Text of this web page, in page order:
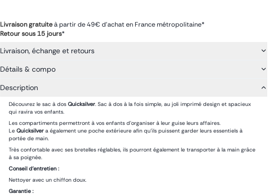
Livraison gratuiteà partir de 49€ d'achat en France métropolitaine*
Retour sous 15 jours*
Livraison, échange et retours
Détails & compo
Description
Découvrez le sac à dosQuicksilver. Sac à dos à la fois simple, au joli imprimé design et spacieux
qui ravira vos enfants.
Les compartiments permettront à vos enfants d’organiser à leur guise leurs affaires.
LeQuicksilver a également une poche extérieure afin qu’ils puissent garder leurs essentiels à
portée de main.
Très confortable avec ses bretelles réglables, ils pourront également le transporter à la main grâce
à sa poignée.
Conseil d'entretien :
Nettoyer avec un chiffon doux.
Garantie :